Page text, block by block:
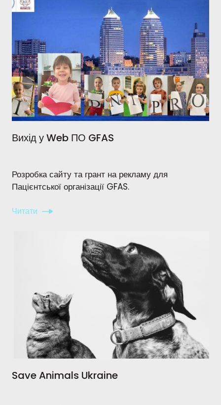
Вихід у Web ПО GFAS
Розробка сайту та грант на рекламу для
Пацієнтської організації GFAS.
Читати
Save Animals Ukraine